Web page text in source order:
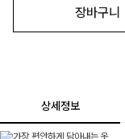
장바구니
상세정보